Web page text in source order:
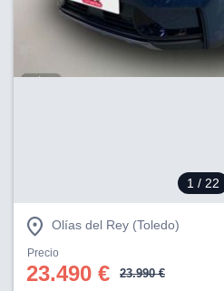
1 / 22
Olías del Rey (Toledo)
Precio
23.490 € 23.990 €